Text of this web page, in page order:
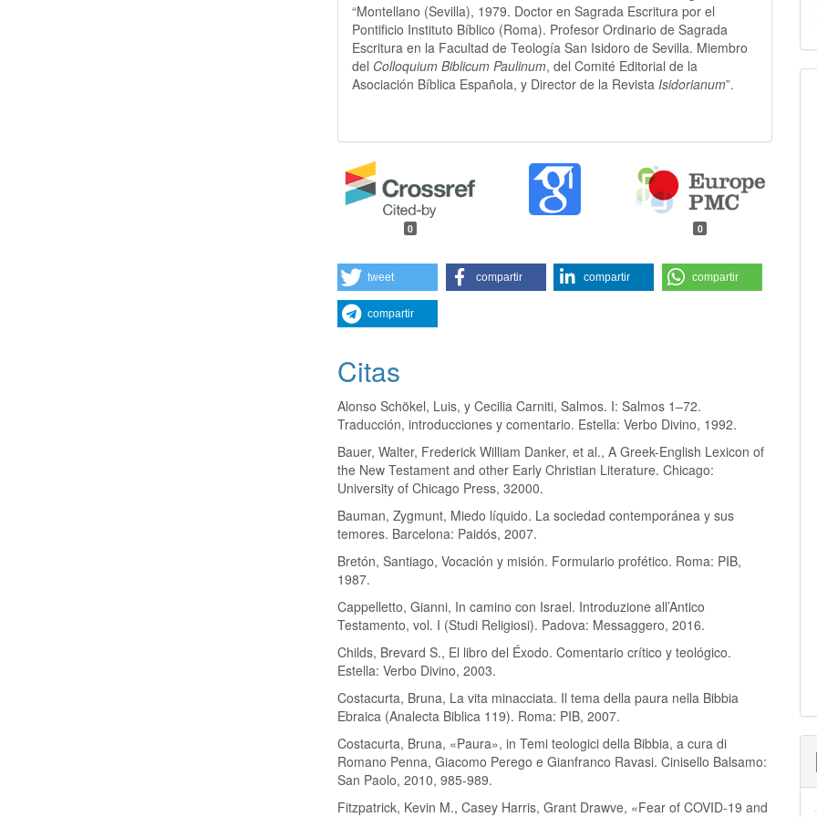
“Montellano (Sevilla), 1979. Doctor en Sagrada Escritura por el
Pontificio Instituto Bíblico (Roma). Profesor Ordinario de Sagrada
Escritura en la Facultad de Teología San Isidoro de Sevilla. Miembro
del Colloquium Biblicum Paulinum, del Comité Editorial de la
Asociación Bíblica Española, y Director de la Revista Isidorianum”.
0 0
tweet compartir compartir compartir
compartir
Citas
Alonso Schökel, Luis, y Cecilia Carniti, Salmos. I: Salmos 1–72.
Traducción, introducciones y comentario. Estella: Verbo Divino, 1992.
Bauer, Walter, Frederick William Danker, et al., A Greek-English Lexicon of
the New Testament and other Early Christian Literature. Chicago:
University of Chicago Press, 32000.
Bauman, Zygmunt, Miedo líquido. La sociedad contemporánea y sus
temores. Barcelona: Paidós, 2007.
Bretón, Santiago, Vocación y misión. Formulario profético. Roma: PIB,
1987.
Cappelletto, Gianni, In camino con Israel. Introduzione all’Antico
Testamento, vol. I (Studi Religiosi). Padova: Messaggero, 2016.
Childs, Brevard S., El libro del Éxodo. Comentario crítico y teológico.
Estella: Verbo Divino, 2003.
Costacurta, Bruna, La vita minacciata. Il tema della paura nella Bibbia
Ebraica (Analecta Biblica 119). Roma: PIB, 2007.
Costacurta, Bruna, «Paura», in Temi teologici della Bibbia, a cura di
Romano Penna, Giacomo Perego e Gianfranco Ravasi. Cinisello Balsamo:
San Paolo, 2010, 985-989.
Fitzpatrick, Kevin M., Casey Harris, Grant Drawve, «Fear of COVID-19 and